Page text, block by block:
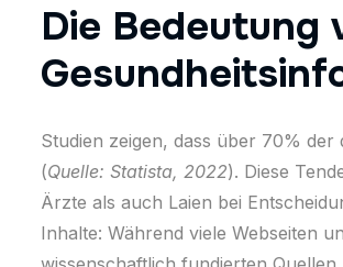
Die Bedeutung
Studien zeigen, dass über 70%
(Quelle: Statista, 2022). Diese
Ärzte als auch Laien bei
Inhalte: Während viele Webseiten